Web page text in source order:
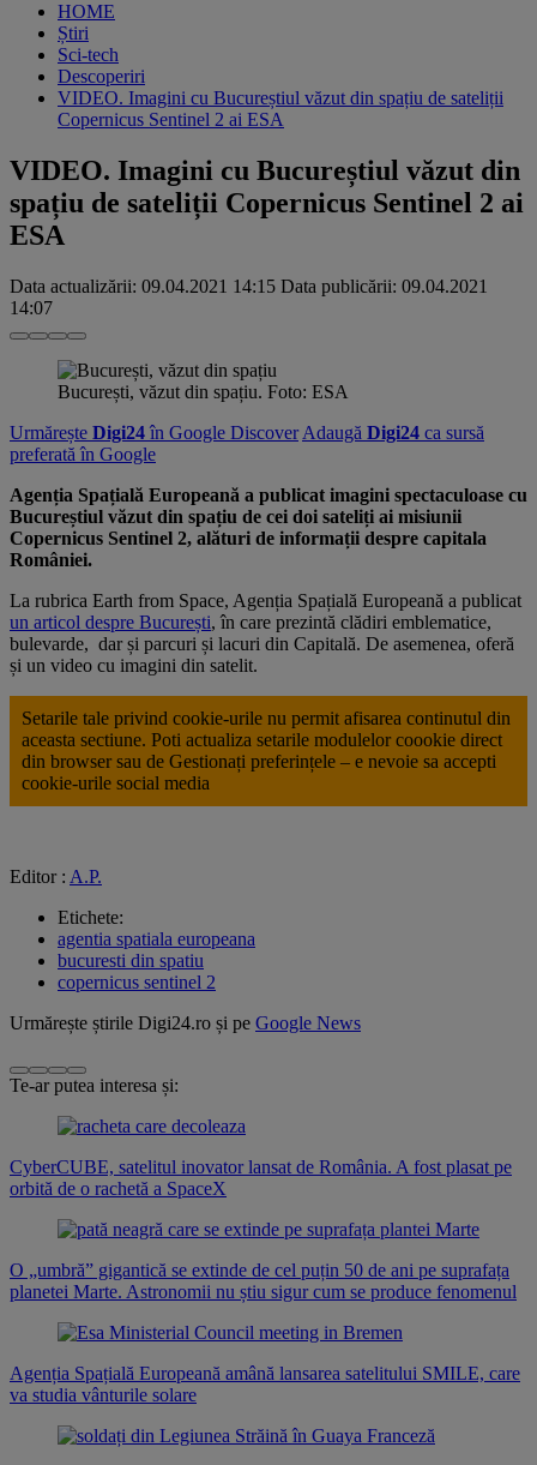
HOME
Știri
Sci-tech
Descoperiri
VIDEO. Imagini cu Bucureștiul văzut din spațiu de sateliții
Copernicus Sentinel 2 ai ESA
VIDEO. Imagini cu Bucureștiul văzut din
spațiu de sateliții Copernicus Sentinel 2 ai
ESA
Data actualizării: 09.04.2021 14:15 Data publicării: 09.04.2021
14:07
București, văzut din spațiu. Foto: ESA
Urmărește Digi24 în Google Discover Adaugă Digi24 ca sursă
preferată în Google
Agenția Spațială Europeană a publicat imagini spectaculoase cu
Bucureștiul văzut din spațiu de cei doi sateliți ai misiunii
Copernicus Sentinel 2, alături de informații despre capitala
României.
La rubrica Earth from Space, Agenția Spațială Europeană a publicat
un articol despre București, în care prezintă clădiri emblematice,
bulevarde, dar și parcuri și lacuri din Capitală. De asemenea, oferă
și un video cu imagini din satelit.
Setarile tale privind cookie-urile nu permit afisarea continutul din
aceasta sectiune. Poti actualiza setarile modulelor coookie direct
din browser sau de Gestionați preferințele – e nevoie sa accepti
cookie-urile social media
Editor : A.P.
Etichete:
agentia spatiala europeana
bucuresti din spatiu
copernicus sentinel 2
Urmărește știrile Digi24.ro și pe Google News
Te-ar putea interesa și:
CyberCUBE, satelitul inovator lansat de România. A fost plasat pe
orbită de o rachetă a SpaceX
O „umbră” gigantică se extinde de cel puțin 50 de ani pe suprafața
planetei Marte. Astronomii nu știu sigur cum se produce fenomenul
Agenția Spațială Europeană amână lansarea satelitului SMILE, care
va studia vânturile solare